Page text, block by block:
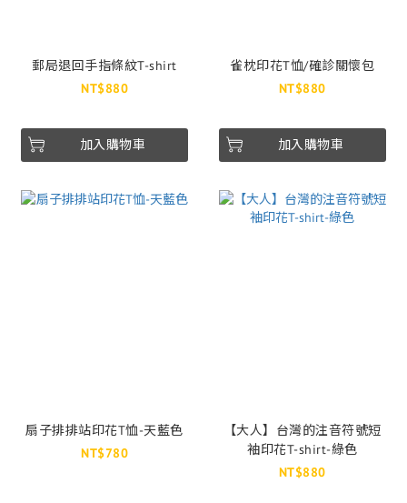
郵局退回手指條紋T-shirt
NT$880
加入購物車
雀枕印花T恤/確診關懷包
NT$880
加入購物車
扇子排排站印花T恤-天藍色
NT$780
【大人】台灣的注音符號短
袖印花T-shirt-綠色
NT$880